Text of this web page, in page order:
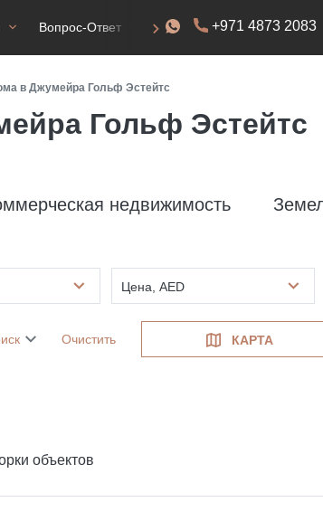
Вопрос-Ответ ВНЖ +971 4873 2083
в Джумейра Гольф Эстейтс
Гольф Эстейтс
недвижимость
Цена, AED
Очистить КАРТА
объектов